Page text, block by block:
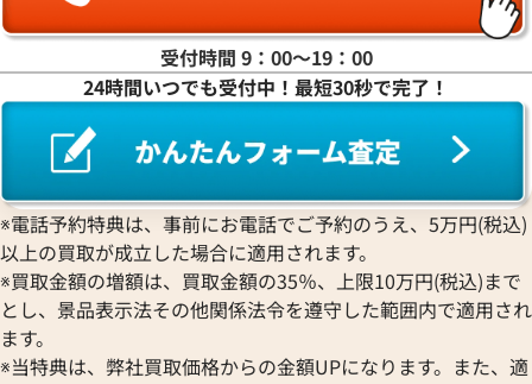
受付時間 9：00〜19：00
24時間いつでも受付中！最短30秒で完了！
※電話予約特典は、事前にお電話でご予約のうえ、5万円(税込)
以上の買取が成立した場合に適用されます。
※買取金額の増額は、買取金額の35％、上限10万円(税込)まで
とし、景品表示法その他関係法令を遵守した範囲内で適用され
ます。
※当特典は、弊社買取価格からの金額UPになります。また、適